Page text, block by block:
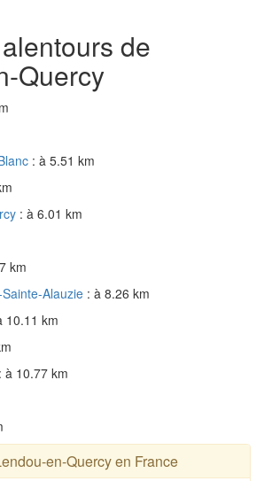
de
Quercy
: à 5.51 km
: à 6.01 km
km
Alauzie : à 8.26 km
10.11 km
: à 10.77 km
en-Quercy en France